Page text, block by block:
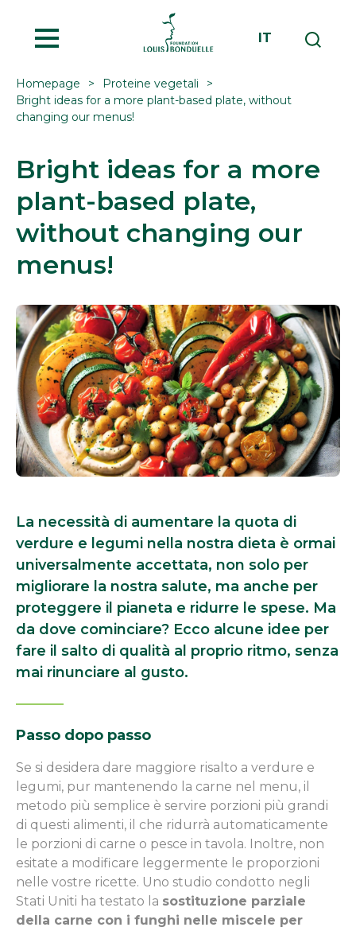
IT
Homepage
Proteine vegetali
Bright ideas for a more plant-based plate, without
changing our menus!
Bright ideas for a more
plant-based plate,
without changing our
menus!
La necessità di aumentare la quota di
verdure e legumi nella nostra dieta è ormai
universalmente accettata, non solo per
migliorare la nostra salute, ma anche per
proteggere il pianeta e ridurre le spese. Ma
da dove cominciare? Ecco alcune idee per
fare il salto di qualità al proprio ritmo, senza
mai rinunciare al gusto.
Passo dopo passo
Se si desidera dare maggiore risalto a verdure e
legumi, pur mantenendo la carne nel menu, il
metodo più semplice è servire porzioni più grandi
di questi alimenti, il che ridurrà automaticamente
le porzioni di carne o pesce in tavola. Inoltre, non
esitate a modificare leggermente le proporzioni
nelle vostre ricette. Uno studio condotto negli
Stati Uniti ha testato la sostituzione parziale
della carne con i funghi nelle miscele per